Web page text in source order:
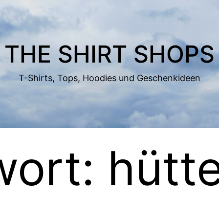
THE SHIRT SHOPS
T-Shirts, Tops, Hoodies und Geschenkideen